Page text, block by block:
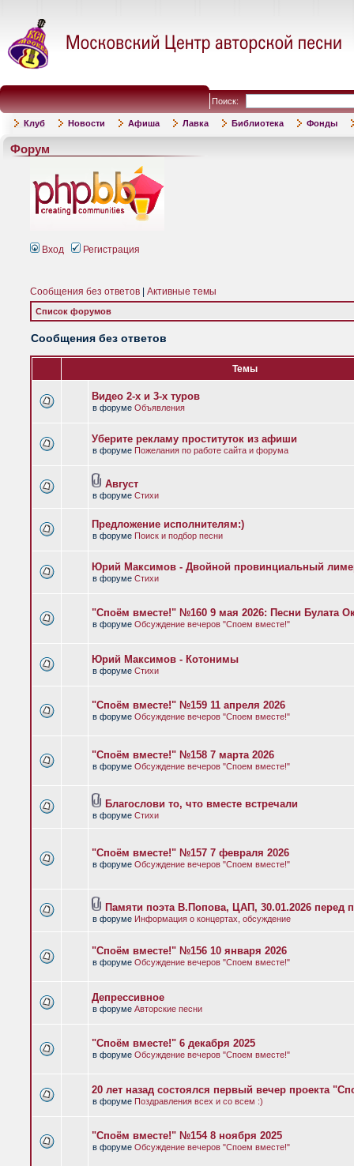
Поиск:
Клуб Новости Афиша Лавка Библиотека Фонды
Форум
Вход Регистрация
Сообщения без ответов Активные темы
Список форумов
Сообщения без ответов
Темы
Видео 2-х и 3-х туров
в форуме Объявления
Уберите рекламу проституток из афиши
в форуме Пожелания по работе сайта и форума
Август
в форуме Стихи
Предложение исполнителям:)
в форуме Поиск и подбор песни
Юрий Максимов - Двойной провинциальный
в форуме Стихи
"Споём вместе!" №160 9 мая 2026: Песни Булата
в форуме Обсуждение вечеров "Споем вместе!"
Юрий Максимов - Котонимы
в форуме Стихи
"Споём вместе!" №159 11 апреля 2026
в форуме Обсуждение вечеров "Споем вместе!"
"Споём вместе!" №158 7 марта 2026
в форуме Обсуждение вечеров "Споем вместе!"
Благослови то, что вместе встречали
в форуме Стихи
"Споём вместе!" №157 7 февраля 2026
в форуме Обсуждение вечеров "Споем вместе!"
Памяти поэта В.Попова, ЦАП, 30.01.2026 перед
в форуме Информация о концертах, обсуждение
"Споём вместе!" №156 10 января 2026
в форуме Обсуждение вечеров "Споем вместе!"
Депрессивное
в форуме Авторские песни
"Споём вместе!" 6 декабря 2025
в форуме Обсуждение вечеров "Споем вместе!"
20 лет назад состоялся первый вечер проекта
в форуме Поздравления всех и со всем :)
"Споём вместе!" №154 8 ноября 2025
в форуме Обсуждение вечеров "Споем вместе!"